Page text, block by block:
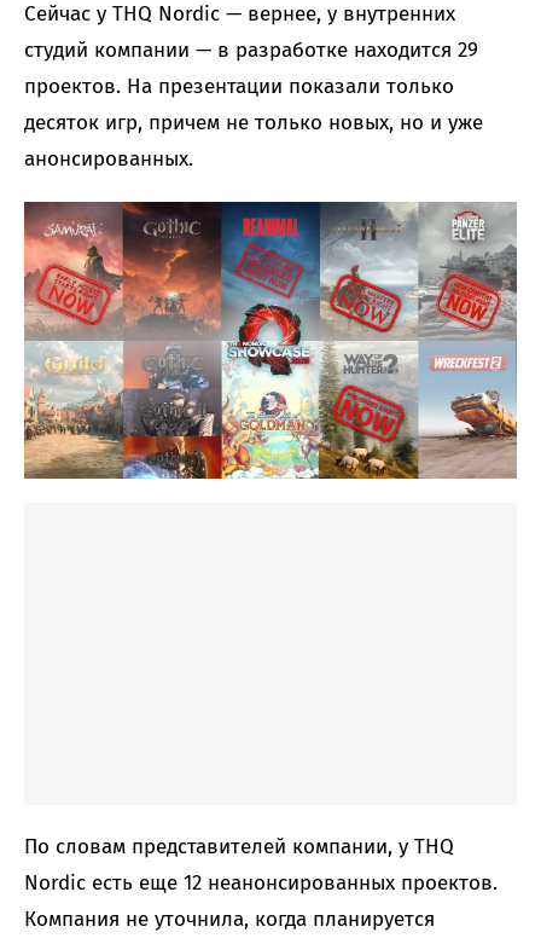
Сейчас у THQ Nordic — вернее, у внутренних
студий компании — в разработке находится 29
проектов. На презентации показали только
десяток игр, причем не только новых, но и уже
анонсированных.
По словам представителей компании, у THQ
Nordic есть еще 12 неанонсированных проектов.
Компания не уточнила, когда планируется